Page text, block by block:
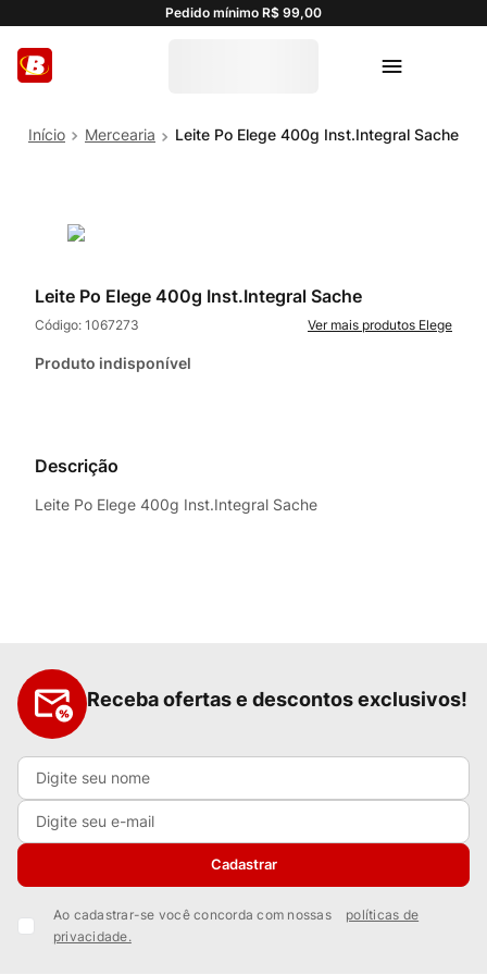
Pedido mínimo R$ 99,00
Mercearia Leite Po Elege 400g Inst.Integral Sache
Leite Po Elege 400g Inst.Integral Sache
Código: 1067273 Elege
Produto indisponível
Descrição
Leite Po Elege 400g Inst.Integral Sache
Receba ofertas e descontos exclusivos!
Cadastrar
Ao cadastrar-se você concorda com nossas
políticas de
privacidade.